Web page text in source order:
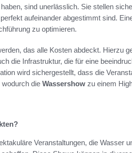
sind unerlässlich. Sie stellen
aufeinander abgestimmt sind.
zu optimieren.
das alle Kosten abdeckt. Hierzu
die Infrastruktur, die für eine
wird sichergestellt, dass die
die Wassershow zu einem
Veranstaltungen, die Wasser